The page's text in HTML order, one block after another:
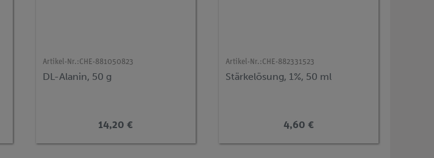
Artikel-Nr.:CHE-881050823
DL-Alanin, 50 g
14,20 €
Artikel-Nr.:CHE-882331523
Stärkelösung, 1%, 50 ml
4,60 €